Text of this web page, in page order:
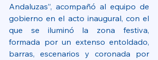
Andaluzas”, acompañó al equipo de
gobierno en el acto inaugural, con el
que se iluminó la zona festiva,
formada por un extenso entoldado,
barras, escenarios y coronada por